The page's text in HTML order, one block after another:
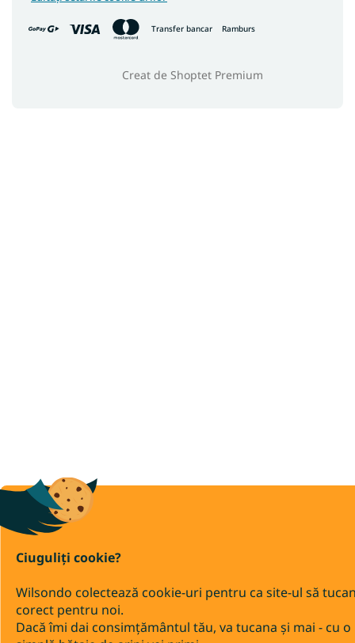
Ciuguliți cookie?
Wilsondo colectează cookie-uri pentru ca site-ul să
corect pentru noi.
Dacă îmi dai consimțământul tău, va tucana și mai - cu o
Transfer bancar Ramburs
Creat de Shoptet Premium